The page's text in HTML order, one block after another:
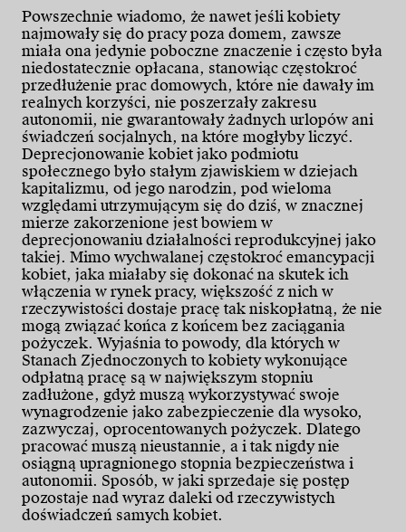
Powszechnie wiadomo, że nawet jeśli kobiety
najmowały się do pracy poza domem, zawsze
miała ona jedynie poboczne znaczenie i często była
niedostatecznie opłacana, stanowiąc częstokroć
przedłużenie prac domowych, które nie dawały im
realnych korzyści, nie poszerzały zakresu
autonomii, nie gwarantowały żadnych urlopów ani
świadczeń socjalnych, na które mogłyby liczyć.
Deprecjonowanie kobiet jako podmiotu
społecznego było stałym zjawiskiem w dziejach
kapitalizmu, od jego narodzin, pod wieloma
względami utrzymującym się do dziś, w znacznej
mierze zakorzenione jest bowiem w
deprecjonowaniu działalności reprodukcyjnej jako
takiej. Mimo wychwalanej częstokroć emancypacji
kobiet, jaka miałaby się dokonać na skutek ich
włączenia w rynek pracy, większość z nich w
rzeczywistości dostaje pracę tak niskopłatną, że nie
mogą związać końca z końcem bez zaciągania
pożyczek. Wyjaśnia to powody, dla których w
Stanach Zjednoczonych to kobiety wykonujące
odpłatną pracę są w największym stopniu
zadłużone, gdyż muszą wykorzystywać swoje
wynagrodzenie jako zabezpieczenie dla wysoko,
zazwyczaj, oprocentowanych pożyczek. Dlatego
pracować muszą nieustannie, a i tak nigdy nie
osiągną upragnionego stopnia bezpieczeństwa i
autonomii. Sposób, w jaki sprzedaje się postęp
pozostaje nad wyraz daleki od rzeczywistych
doświadczeń samych kobiet.